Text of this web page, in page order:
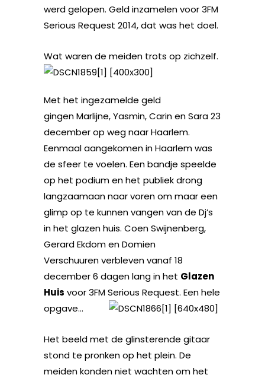
werd gelopen. Geld inzamelen voor 3FM
Serious Request 2014, dat was het doel.
Wat warende meiden trots op zichzelf.
Met het ingezamelde geld
gingen Marlijne, Yasmin, Carin en Sara 23
december op weg naar Haarlem.
Eenmaal aangekomen in Haarlem was
de sfeer te voelen. Een bandje speelde
op het podium en het publiek drong
langzaamaan naar voren om maar een
glimp op te kunnen vangen van de Dj’s
in het glazen huis. Coen Swijnenberg,
Gerard Ekdom en Domien
Verschuuren verbleven vanaf 18
december 6 dagen lang in het Glazen
Huis voor 3FM Serious Request. Een hele
opgave…
Het beeld met de glinsterende gitaar
stond te pronken op het plein. De
meiden konden niet wachten om het